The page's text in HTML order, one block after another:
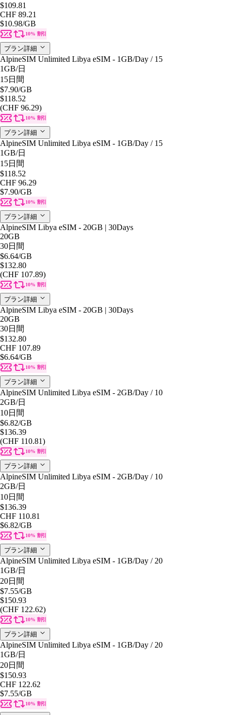
$109.81
CHF 89.21
$10.98/GB
10% 割引
プラン詳細
AlpineSIM Unlimited Libya eSIM - 1GB/Day / 15
1GB/日
15日間
$7.90/GB
$118.52
(CHF 96.29)
10% 割引
プラン詳細
AlpineSIM Unlimited Libya eSIM - 1GB/Day / 15
1GB/日
15日間
$118.52
CHF 96.29
$7.90/GB
10% 割引
プラン詳細
AlpineSIM Libya eSIM - 20GB | 30Days
20GB
30日間
$6.64/GB
$132.80
(CHF 107.89)
10% 割引
プラン詳細
AlpineSIM Libya eSIM - 20GB | 30Days
20GB
30日間
$132.80
CHF 107.89
$6.64/GB
10% 割引
プラン詳細
AlpineSIM Unlimited Libya eSIM - 2GB/Day / 10
2GB/日
10日間
$6.82/GB
$136.39
(CHF 110.81)
10% 割引
プラン詳細
AlpineSIM Unlimited Libya eSIM - 2GB/Day / 10
2GB/日
10日間
$136.39
CHF 110.81
$6.82/GB
10% 割引
プラン詳細
AlpineSIM Unlimited Libya eSIM - 1GB/Day / 20
1GB/日
20日間
$7.55/GB
$150.93
(CHF 122.62)
10% 割引
プラン詳細
AlpineSIM Unlimited Libya eSIM - 1GB/Day / 20
1GB/日
20日間
$150.93
CHF 122.62
$7.55/GB
10% 割引